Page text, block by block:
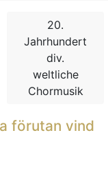
20.
Jahrhundert
div.
weltliche
Chormusik
förutan vind